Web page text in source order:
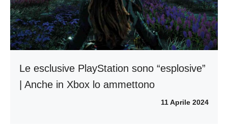
Le esclusive PlayStation sono “esplosive”
| Anche in Xbox lo ammettono
11 Aprile 2024